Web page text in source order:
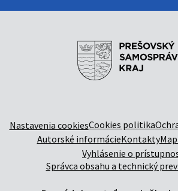
Nastavenia cookiesCookies politika
Autorské informácieKontakty
Vyhlásenie o
Správca obsahu a technický